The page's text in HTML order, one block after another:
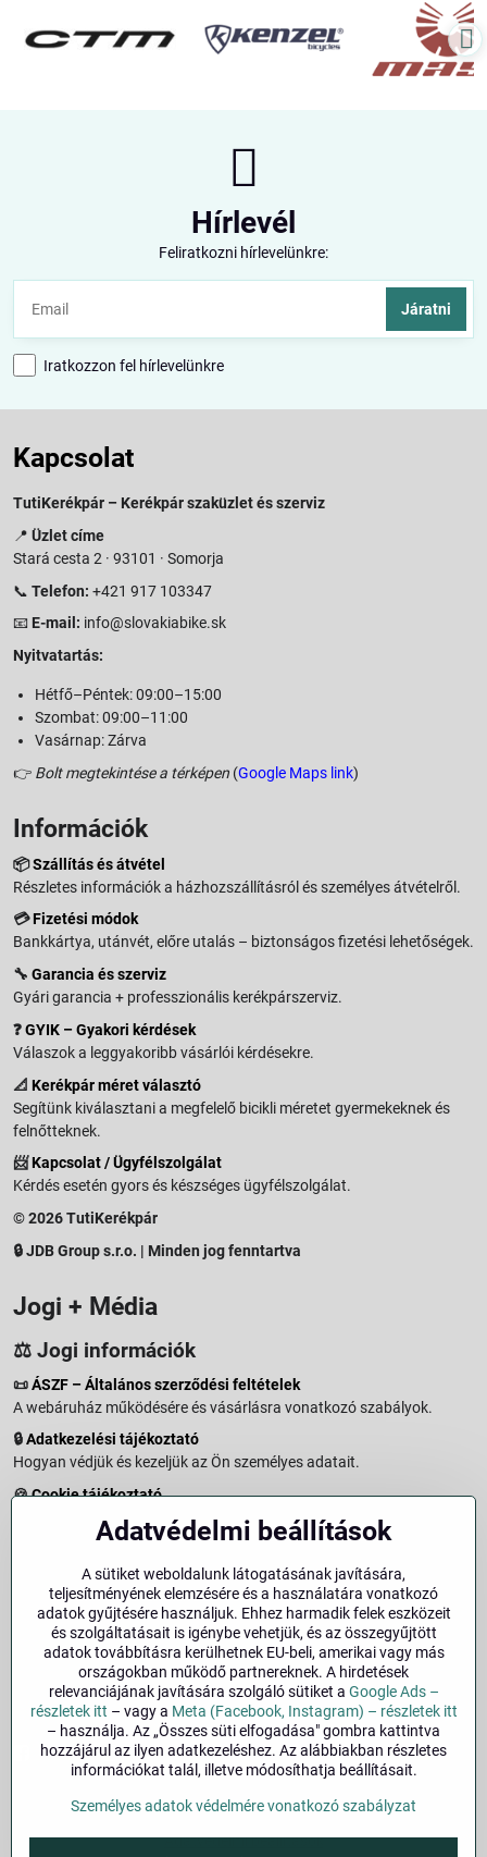
Hírlevél
Feliratkozni hírlevelünkre:
Járatni
Iratkozzon fel hírlevelünkre
Kapcsolat
TutiKerékpár – Kerékpár szaküzlet és szerviz
📍 Üzlet címe
Stará cesta 2 · 93101 · Somorja
📞 Telefon: +421 917 103347
📧 E-mail: info@slovakiabike.sk
Nyitvatartás:
Hétfő–Péntek: 09:00–15:00
Szombat: 09:00–11:00
Vasárnap: Zárva
👉 Bolt megtekintése a térképen (Google Maps link)
Információk
📦Szállítás és átvétel
Részletes információk a házhozszállításról és személyes átvételről.
💳Fizetési módok
Bankkártya, utánvét, előre utalás – biztonságos fizetési lehetőségek.
🔧 Garancia és szerviz
Gyári garancia + professzionális kerékpárszerviz.
❓GYIK – Gyakori kérdések
Válaszok a leggyakoribb vásárlói kérdésekre.
📐 Kerékpár méret választó
Segítünk kiválasztani a megfelelő bicikli méretet gyermekeknek és
felnőtteknek.
📨Kapcsolat / Ügyfélszolgálat
Kérdés esetén gyors és készséges ügyfélszolgálat.
© 2026 TutiKerékpár
🔒 JDB Group s.r.o. | Minden jog fenntartva
Jogi + Média
⚖️ Jogi információk
📜ÁSZF – Általános szerződési feltételek
A webáruház működésére és vásárlásra vonatkozó szabályok.
🔒Adatkezelési tájékoztató
Hogyan védjük és kezeljük az Ön személyes adatait.
🍪Cookie tájékoztató
A weboldalon használt sütikről és adatkezelésről.
Vásárlástól való elállás menete és feltételei.
Elállás a szerződéstől
Impresszum
Üzemeltetői adatok és jogi tudnivalók.
🔐Biztonság
Facebook Instagram
Adatvédelmi beállítások
Adatvédelmi beállítások
A sütiket weboldalunk látogatásának javítására,
teljesítményének elemzésére és a használatára vonatkozó
adatok gyűjtésére használjuk. Ehhez harmadik felek eszközeit
és szolgáltatásait is igénybe vehetjük, és az összegyűjtött
adatok továbbításra kerülhetnek EU-beli, amerikai vagy más
országokban működő partnereknek. A hirdetések
relevanciájának javítására szolgáló sütiket a Google Ads –
részletek itt – vagy a Meta (Facebook, Instagram) – részletek itt
– használja. Az „Összes süti elfogadása" gombra kattintva
hozzájárul az ilyen adatkezeléshez. Az alábbiakban részletes
információkat talál, illetve módosíthatja beállításait.
Személyes adatok védelmére vonatkozó szabályzat